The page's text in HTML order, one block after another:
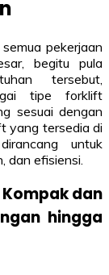
pekerjaan
begitu pula
tersebut,
tipe forklift
sesuai dengan
yang tersedia di
untuk
dan efisiensi.
Kompak dan
hingga